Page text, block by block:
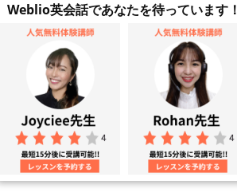
Weblio英会話であなたを待っています！